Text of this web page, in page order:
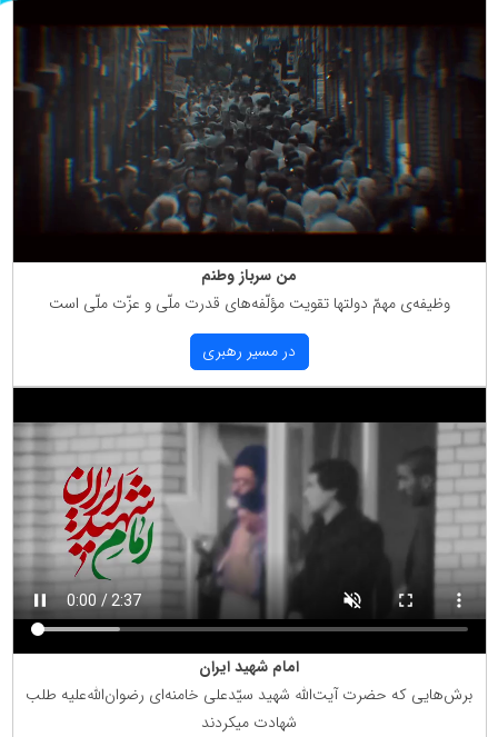
من سرباز وطنم
وظیفه‌ی مهمّ دولتها تقویت مؤلّفه‌های قدرت ملّی و عزّت ملّی است
در مسیر رهبری
امام شهید ایران
برش‌هایی كه حضرت آیت‌الله شهید سیّدعلی خامنه‌ای رضوان‌الله‌علیه طلب
شهادت میكردند